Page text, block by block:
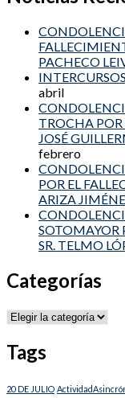
PACHECO
abril
TROCHA POR
JOSÉ
febrero
POR EL
ARIZA
SOTOMAYOR
SR. TELMO
Categorías
Categorías
Tags
20 DE JULIO